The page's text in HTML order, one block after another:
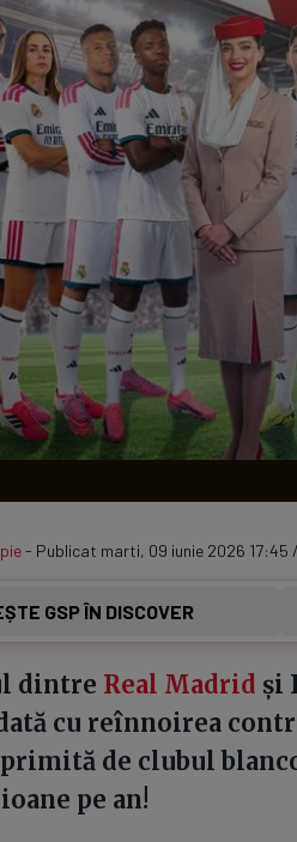
Serie
Echipe
TV
- Publicat marti, 09 iunie 2026 17:45
GSP ÎN DISCOVER
dintre Real Madrid și
cu reînnoirea
de clubul
pe an!